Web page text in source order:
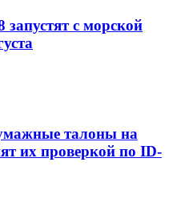
с морской
талоны на
их проверкой по ID-